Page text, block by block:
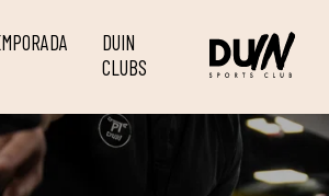
DUIN
CLUBS